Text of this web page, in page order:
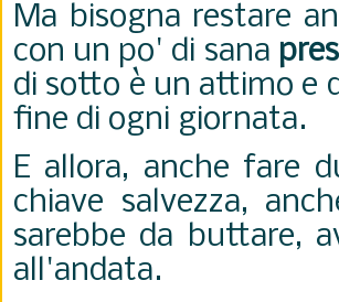
Ma bisogna restare
con un po' di sana
di sotto è un attimo e
fine di ogni giornata.
E allora, anche fare
chiave salvezza,
sarebbe da buttare,
all'andata.